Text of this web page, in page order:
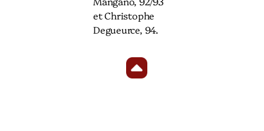
et Christophe
Degueurce, 94.